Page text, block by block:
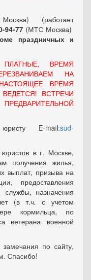
(работает
94-77 (МТС Москва)
праздничных и
ПЛАТНЫЕ, ВРЕМЯ
НА
ВРЕМЯ
ВСТРЕЧИ
E-mail:sud-
в г. Москве,
получения жилья,
выплат, призыва на
предоставления
службы, назначения
(в т.ч. с учетом
кормильца, по
ветерана военной
по сайту,
Спасибо!